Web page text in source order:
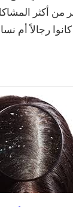
أكثر المشاكل